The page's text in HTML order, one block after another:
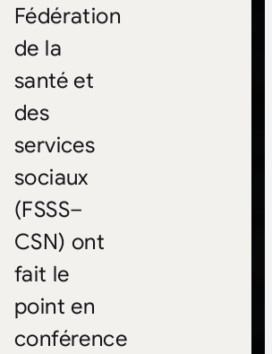
Fédération
de la
santé et
des
services
sociaux
(FSSS–
CSN) ont
fait le
point en
conférence